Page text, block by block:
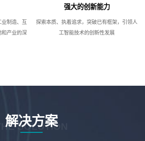
制造、互
和产业的深
强大的创新能力
探索本质、执着追求，突破已有框架，引领人
工智能技术的创新性发展
解决方案
THE SOLUTION